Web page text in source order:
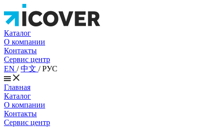
Каталог
О компании
Контакты
Сервис центр
EN /中文 /РУС
Главная
Каталог
О компании
Контакты
Сервис центр